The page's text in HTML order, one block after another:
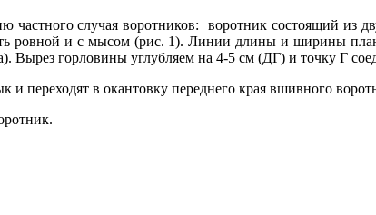
частного случая воротников: воротник состоящий из
ровной и с мысом (рис. 1). Линии длины и ширины
Вырез горловины углубляем на 4-5 см (ДГ) и точку Г
и переходят в окантовку переднего края вшивного